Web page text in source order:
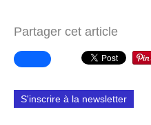
Partager cet article
S'inscrire à la newsletter